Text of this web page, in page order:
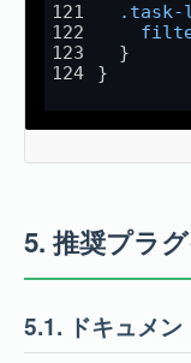
.task-
  }
}
5. 推奨プラ
5.1. ドキュメ